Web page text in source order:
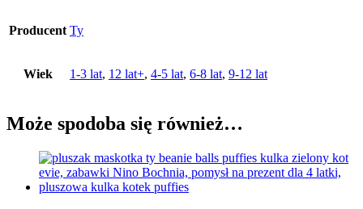
Producent Ty
Wiek 1-3 lat, 12 lat+, 4-5 lat, 6-8 lat, 9-12 lat
Może spodoba się również…